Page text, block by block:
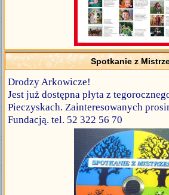
Spotkanie z
Drodzy Arkowicze!
Jest już dostępna płyta z
Pieczyskach. Zainteresowanych
Fundacją. tel. 52 322 56 70